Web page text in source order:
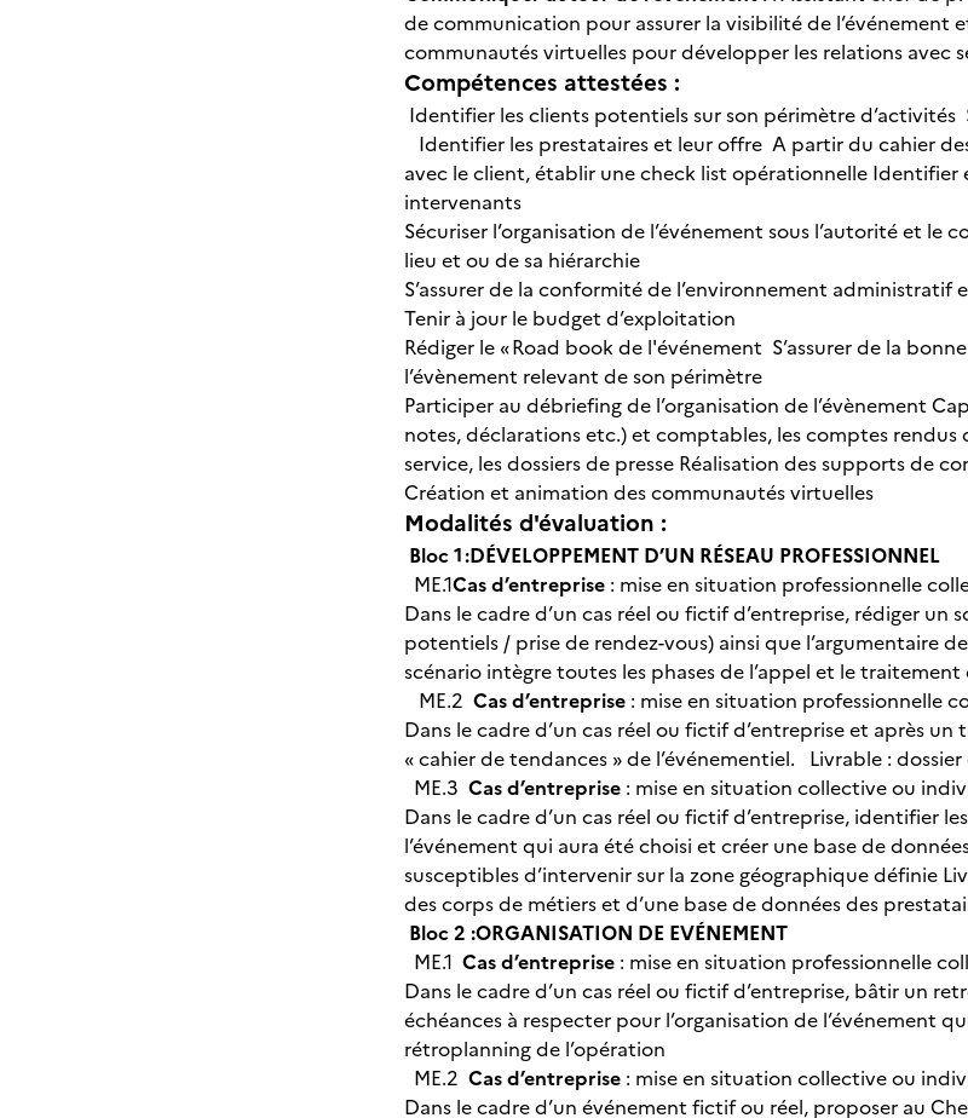
de communication pour assurer la visibilité de l’événement
communautés virtuelles pour développer les relations avec
Compétences attestées :
Identifier les clients potentiels sur son périmètre d’activités
Identifier les prestataires et leur offre A partir du cahier
avec le client, établir une check list opérationnelle
intervenants
Sécuriser l’organisation de l’événement sous l’autorité et
lieu et ou de sa hiérarchie
S’assurer de la conformité de l’environnement administratif
Tenir à jour le budget d’exploitation
Rédiger le « Road book de l'événement S’assurer de la
l’évènement relevant de son périmètre
Participer au débriefing de l’organisation de l’évènement
notes, déclarations etc.) et comptables, les comptes
service, les dossiers de presse Réalisation des supports de
Création et animation des communautés virtuelles
Modalités d'évaluation :
Bloc 1 :DÉVELOPPEMENT D’UN RÉSEAU PROFESSIONNEL
ME.1Cas d’entreprise : mise en situation professionnelle
Dans le cadre d’un cas réel ou fictif d’entreprise, rédiger
potentiels / prise de rendez-vous) ainsi que l’argumentaire
scénario intègre toutes les phases de l’appel et le
ME.2 Cas d’entreprise : mise en situation professionnelle
Dans le cadre d’un cas réel ou fictif d’entreprise et après
« cahier de tendances » de l’événementiel. Livrable :
ME.3 Cas d’entreprise : mise en situation collective ou
Dans le cadre d’un cas réel ou fictif d’entreprise, identifier
l’événement qui aura été choisi et créer une base de
susceptibles d’intervenir sur la zone géographique définie
des corps de métiers et d’une base de données des
Bloc 2 :ORGANISATION DE EVÉNEMENT
ME.1 Cas d’entreprise : mise en situation professionnelle
Dans le cadre d’un cas réel ou fictif d’entreprise, bâtir un
échéances à respecter pour l’organisation de l’événement
rétroplanning de l’opération
ME.2 Cas d’entreprise : mise en situation collective ou
Dans le cadre d’un événement fictif ou réel, proposer au